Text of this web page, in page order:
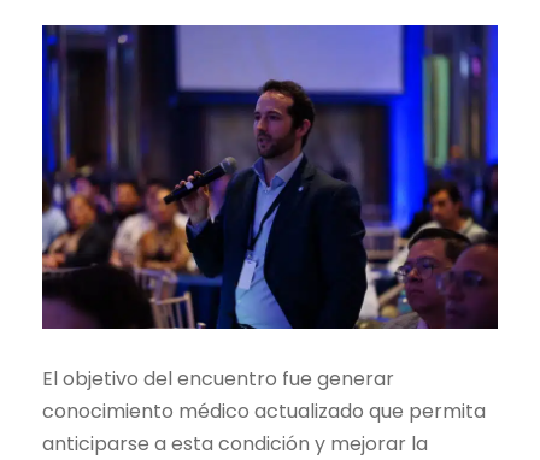
El objetivo del encuentro fue generar
conocimiento médico actualizado que permita
anticiparse a esta condición y mejorar la